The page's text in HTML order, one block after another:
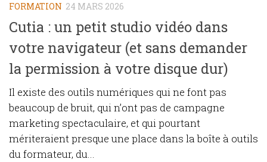
FORMATION 24 MARS 2026
Cutia : un petit studio vidéo dans
votre navigateur (et sans demander
la permission à votre disque dur)
Il existe des outils numériques qui ne font pas
beaucoup de bruit, qui n’ont pas de campagne
marketing spectaculaire, et qui pourtant
mériteraient presque une place dans la boîte à outils
du formateur, du...